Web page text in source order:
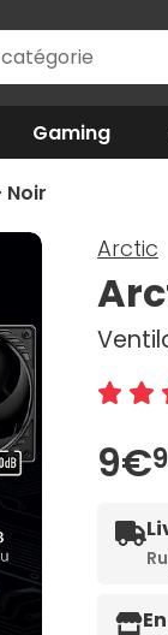
Gaming
Noir
Arctic
9€